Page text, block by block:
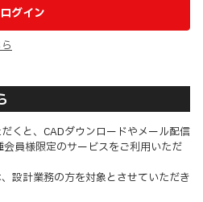
くと、CADダウンロードやメール配信
員様限定のサービスをご利用いただ
設計業務の方を対象とさせていただき